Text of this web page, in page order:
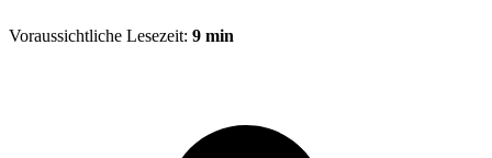
Voraussichtliche Lesezeit: 9 min